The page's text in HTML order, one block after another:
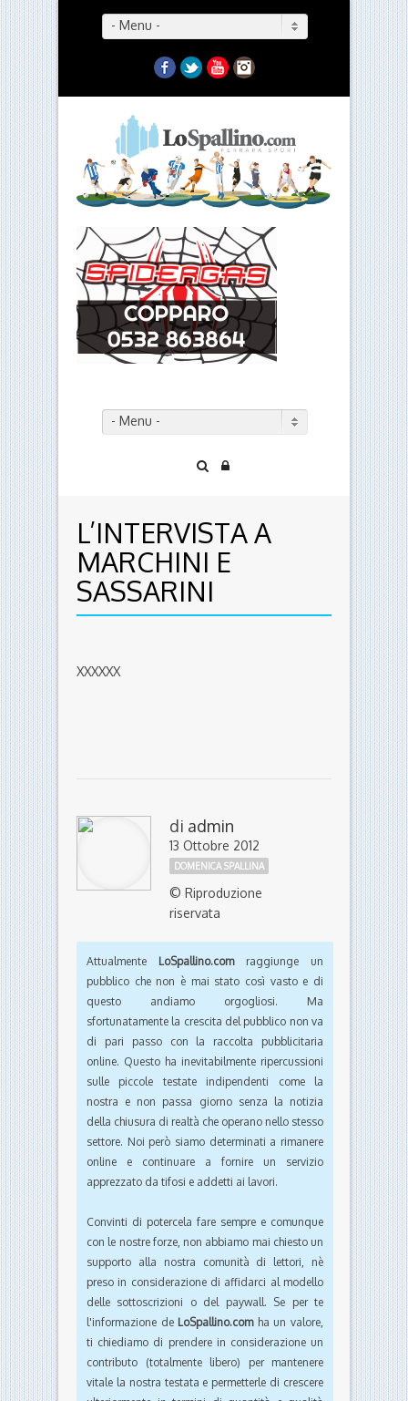
- Menu -
Facebook
TwitterYouTubeInstagram
- Menu -
L’INTERVISTA A
MARCHINI E
SASSARINI
XXXXXX
di admin
13 Ottobre 2012
DOMENICA SPALLINA
© Riproduzione
riservata
Attualmente LoSpallino.comraggiunge un
pubblico che non è mai stato così vasto e di
questo andiamo orgogliosi. Ma
sfortunatamente la crescita del pubblico non va
di pari passo con la raccolta pubblicitaria
online. Questo ha inevitabilmente ripercussioni
sulle piccole testate indipendenti come la
nostra e non passa giorno senza la notizia
della chiusura di realtà che operano nello stesso
settore. Noi però siamo determinati a rimanere
online e continuare a fornire un servizio
apprezzato da tifosi e addetti ai lavori.
Convinti di potercela fare sempre e comunque
con le nostre forze, non abbiamo mai chiesto un
supporto alla nostra comunità di lettori, nè
preso in considerazione di affidarci al modello
delle sottoscrizioni o del paywall. Se per te
l'informazione de LoSpallino.comha un valore,
ti chiediamo di prendere in considerazione un
contributo (totalmente libero) per mantenere
vitale la nostra testata e permetterle di crescere